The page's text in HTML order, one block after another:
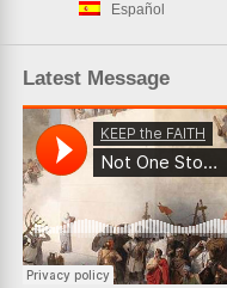
Español
Latest Message